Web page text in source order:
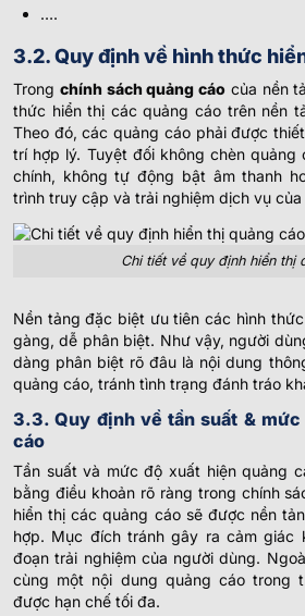
….
3.2. Quy định về hình thức
Trong chính sách quảng cáo của nền
thức hiển thị các quảng cáo trên nền
Theo đó, các quảng cáo phải được
trí hợp lý. Tuyệt đối không chèn quảng
chính, không tự động bật âm thanh
trình truy cập và trải nghiệm dịch vụ
Chi tiết về quy định hiển thị
Nền tảng đặc biệt ưu tiên các hình
gàng, dễ phân biệt. Như vậy, người
dàng phân biệt rõ đâu là nội dung
quảng cáo, tránh tình trạng đánh tráo
3.3. Quy định về tần suất &
cáo
Tần suất và mức độ xuất hiện quảng
bằng điều khoản rõ ràng trong chính
hiển thị các quảng cáo sẽ được nền
hợp. Mục đích tránh gây ra cảm giác
đoạn trải nghiệm của người dùng.
cùng một nội dung quảng cáo trong
được hạn chế tối đa.